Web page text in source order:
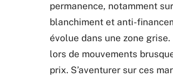
permanence, notamment
blanchiment et anti-
évolue dans une zone grise.
lors de mouvements
prix. S’aventurer sur ces